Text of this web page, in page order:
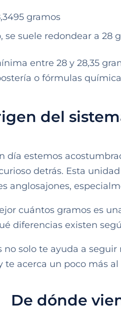
gramos
se suele redondear a 28
entre 28 y 28,35
o fórmulas
del
día estemos
detrás. Esta
anglosajones,
cuántos gramos es
diferencias existen
no solo te ayuda a
te acerca un poco más
De dónde